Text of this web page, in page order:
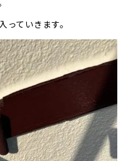
ていきます。